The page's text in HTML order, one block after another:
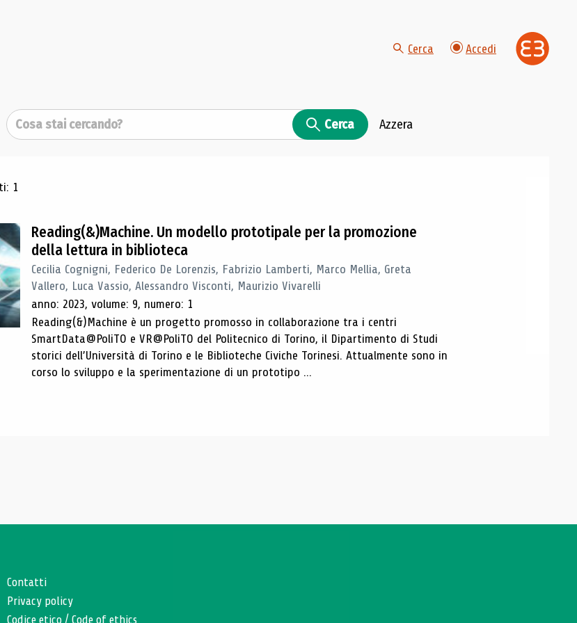
Cerca Accedi
Cerca Cerca Azzera
di ricerca
1
Reading(&)Machine. Un modello prototipale per la promozione
della lettura in biblioteca
Cecilia Cognigni, Federico De Lorenzis, Fabrizio Lamberti, Marco Mellia, Greta
Vallero, Luca Vassio, Alessandro Visconti, Maurizio Vivarelli
anno: 2023, volume: 9, numero: 1
Reading(&)Machine è un progetto promosso in collaborazione tra i centri
SmartData@PoliTO e VR@PoliTO del Politecnico di Torino, il Dipartimento di Studi
storici dell’Università di Torino e le Biblioteche Civiche Torinesi. Attualmente sono in
corso lo sviluppo e la sperimentazione di un prototipo ...
Contatti
Privacy policy
Codice etico /Code of ethics